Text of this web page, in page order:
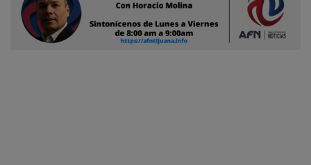
Reportero
Ciudadano